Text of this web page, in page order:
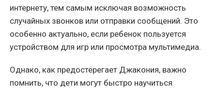
интернету, тем самым исключая возможность
случайных звонков или отправки сообщений. Это
особенно актуально, если ребенок пользуется
устройством для игр или просмотра мультимедиа.
Однако, как предостерегает Джакония, важно
помнить, что дети могут быстро научиться